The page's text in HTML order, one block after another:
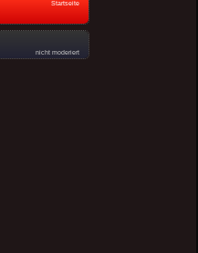
Startseite
nicht moderiert